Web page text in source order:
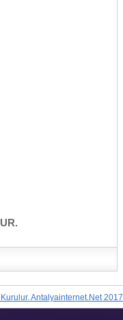
Antalyainternet.Net 2017